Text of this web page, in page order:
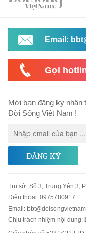
Email:
Gọi
Mời bạn đăng ký nhận
Đời Sống Việt Nam !
ĐĂNG KÝ
Trụ sở: Số 3, Trung Yên 3,
Điện thoại: 0975780917
Email :
Chịu trách nhiệm nội dung: